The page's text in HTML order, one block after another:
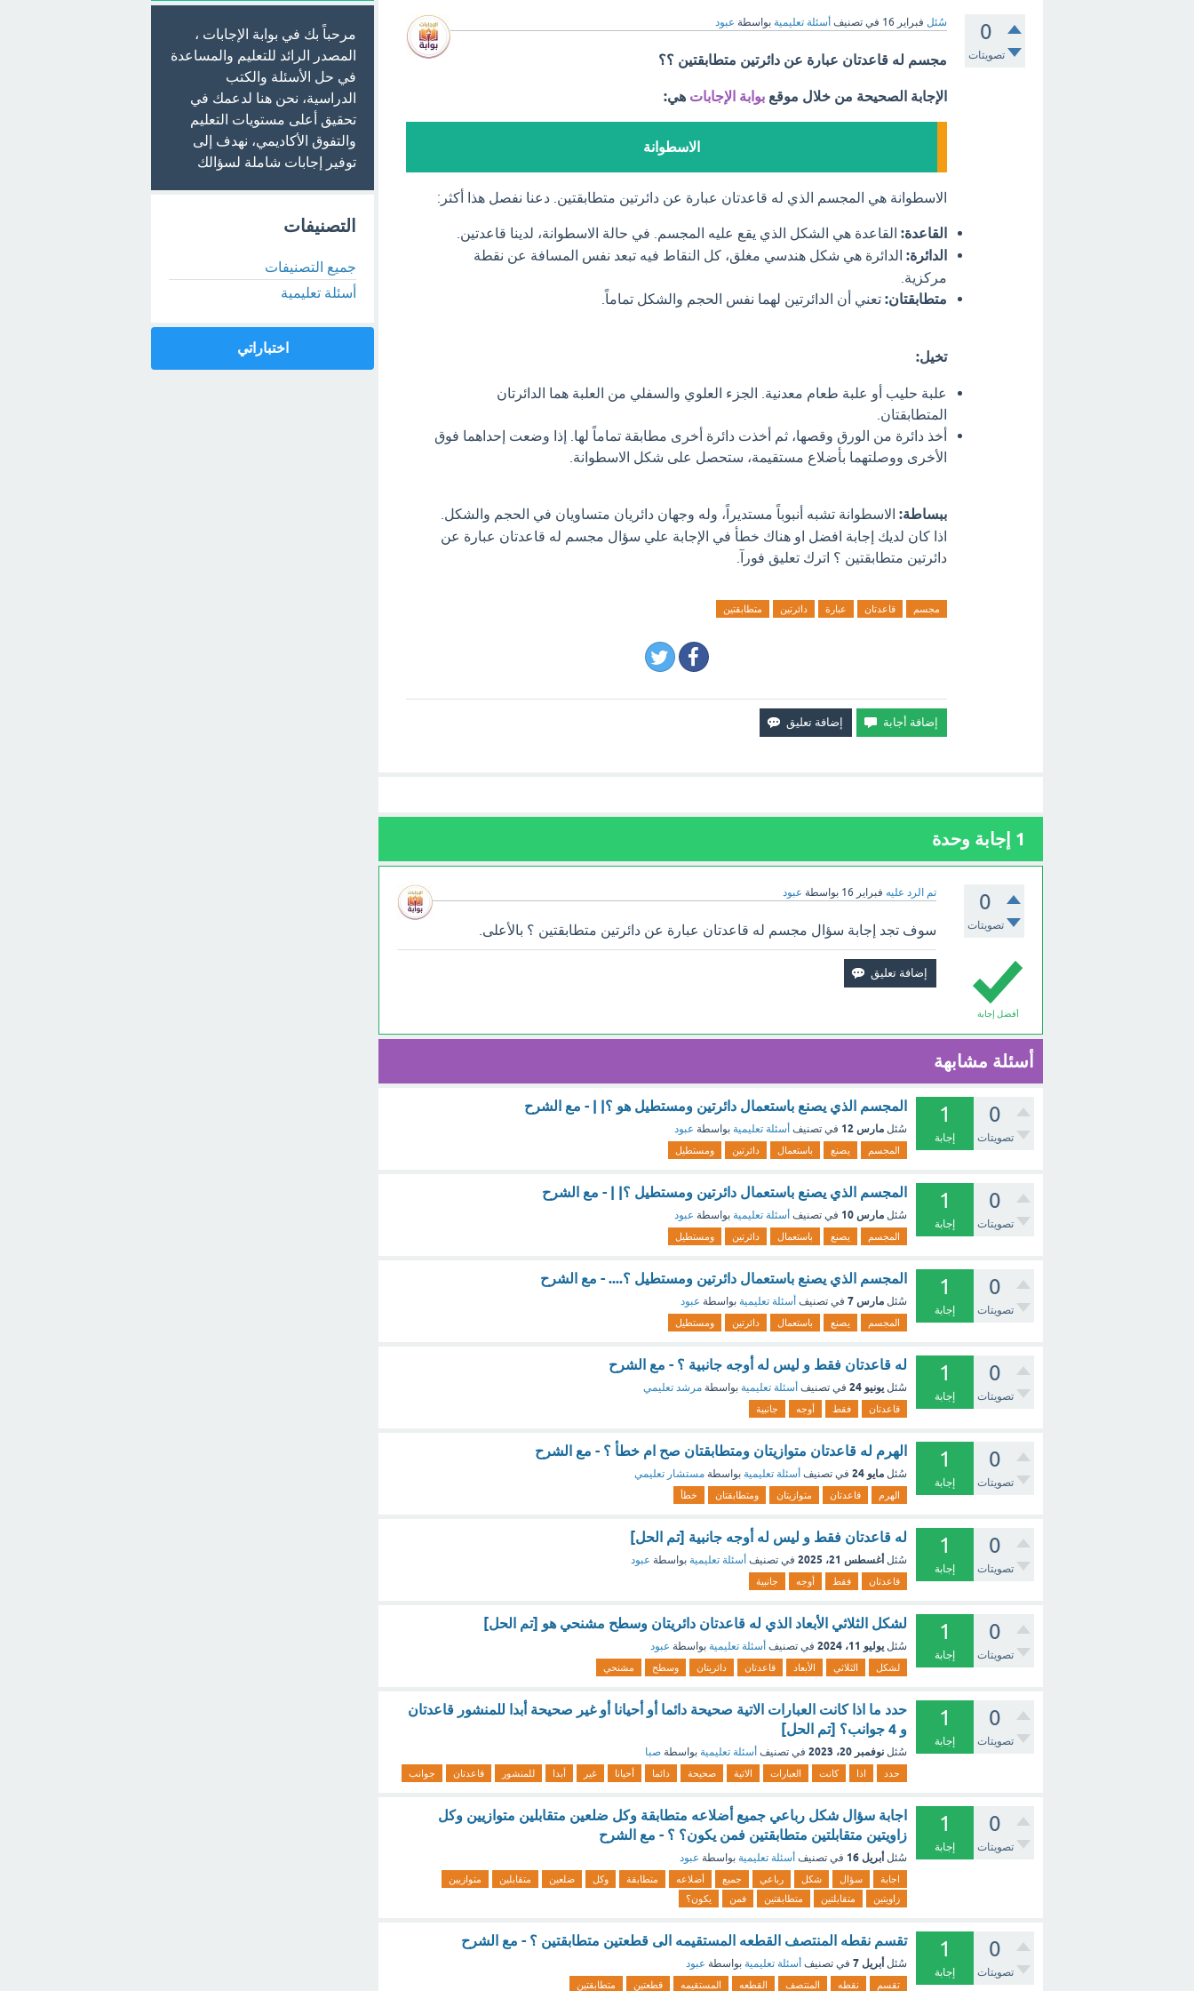
0
تصويتات
سُئل فبراير 16 في تصنيف أسئلة تعليمية بواسطة عبود
مجسم له قاعدتان عبارة عن دائرتين متطابقتين ؟؟
الإجابة الصحيحة من خلال موقع بوابة الإجابات هي:
الاسطوانة
الاسطوانة هي المجسم الذي له قاعدتان عبارة عن دائرتين متطابقتين. دعنا نفصل هذا أكثر:
القاعدة: القاعدة هي الشكل الذي يقع عليه المجسم. في حالة الاسطوانة، لدينا قاعدتين.
الدائرة: الدائرة هي شكل هندسي مغلق، كل النقاط فيه تبعد نفس المسافة عن نقطة
مركزية.
متطابقتان: تعني أن الدائرتين لهما نفس الحجم والشكل تماماً.
تخيل:
علبة حليب أو علبة طعام معدنية. الجزء العلوي والسفلي من العلبة هما الدائرتان
المتطابقتان.
أخذ دائرة من الورق وقصها، ثم أخذت دائرة أخرى مطابقة تماماً لها. إذا وضعت إحداهما فوق
الأخرى ووصلتهما بأضلاع مستقيمة، ستحصل على شكل الاسطوانة.
ببساطة: الاسطوانة تشبه أنبوباً مستديراً، وله وجهان دائريان متساويان في الحجم والشكل.
اذا كان لديك إجابة افضل او هناك خطأ في الإجابة علي سؤال مجسم له قاعدتان عبارة عن
دائرتين متطابقتين ؟ اترك تعليق فورآ.
مجسم قاعدتان عبارة دائرتين متطابقتين
1 إجابة وحدة
0
تصويتات
تم الرد عليه فبراير 16 بواسطة عبود
أفضل إجابة
سوف تجد إجابة سؤال مجسم له قاعدتان عبارة عن دائرتين متطابقتين ؟ بالأعلى.
أسئلة مشابهة
0
تصويتات
1
إجابة
المجسم الذي يصنع باستعمال دائرتين ومستطيل هو ؟| | - مع الشرح
سُئل مارس 12 في تصنيف أسئلة تعليمية بواسطة عبود
المجسم يصنع باستعمال دائرتين ومستطيل
0
تصويتات
1
إجابة
المجسم الذي يصنع باستعمال دائرتين ومستطيل ؟| | - مع الشرح
سُئل مارس 10 في تصنيف أسئلة تعليمية بواسطة عبود
المجسم يصنع باستعمال دائرتين ومستطيل
0
تصويتات
1
إجابة
المجسم الذي يصنع باستعمال دائرتين ومستطيل ؟.... - مع الشرح
سُئل مارس 7 في تصنيف أسئلة تعليمية بواسطة عبود
المجسم يصنع باستعمال دائرتين ومستطيل
0
تصويتات
1
إجابة
له قاعدتان فقط و ليس له أوجه جانبية ؟ - مع الشرح
سُئل يونيو 24 في تصنيف أسئلة تعليمية بواسطة مرشد تعليمي
قاعدتان فقط أوجه جانبية
0
تصويتات
1
إجابة
الهرم له قاعدتان متوازيتان ومتطابقتان صح ام خطأ ؟ - مع الشرح
سُئل مايو 24 في تصنيف أسئلة تعليمية بواسطة مستشار تعليمي
الهرم قاعدتان متوازيتان ومتطابقتان خطأ
0
تصويتات
1
إجابة
له قاعدتان فقط و ليس له أوجه جانبية [تم الحل]
سُئل أغسطس 21، 2025 في تصنيف أسئلة تعليمية بواسطة عبود
قاعدتان فقط أوجه جانبية
0
تصويتات
1
إجابة
لشكل الثلاثي الأبعاد الذي له قاعدتان دائريتان وسطح مشنحي هو [تم الحل]
سُئل يوليو 11، 2024 في تصنيف أسئلة تعليمية بواسطة عبود
لشكل الثلاثي الأبعاد قاعدتان دائريتان وسطح مشنحي
0
تصويتات
1
إجابة
حدد ما اذا كانت العبارات الاتية صحيحة دائما أو أحيانا أو غير صحيحة أبدا للمنشور قاعدتان
و 4 جوانب؟ [تم الحل]
سُئل نوفمبر 20، 2023 في تصنيف أسئلة تعليمية بواسطة صبا
حدد اذا كانت العبارات الاتية صحيحة دائما أحيانا غير أبدا للمنشور قاعدتان جوانب
0
تصويتات
1
إجابة
اجابة سؤال شكل رباعي جميع أضلاعه متطابقة وكل ضلعين متقابلين متوازيين وكل
زاويتين متقابلتين متطابقتين فمن يكون؟ ؟ - مع الشرح
سُئل أبريل 16 في تصنيف أسئلة تعليمية بواسطة عبود
اجابة سؤال شكل رباعي جميع أضلاعه متطابقة وكل ضلعين متقابلين
متوازيين
زاويتين
متقابلتين متطابقتين فمن يكون؟
0
تصويتات
1
إجابة
تقسم نقطه المنتصف القطعه المستقيمه الى قطعتين متطابقتين ؟ - مع الشرح
سُئل أبريل 7 في تصنيف أسئلة تعليمية بواسطة عبود
تقسم نقطه المنتصف القطعه المستقيمه قطعتين متطابقتين
مرحباً بك في بوابة الإجابات ،
المصدر الرائد للتعليم والمساعدة
في حل الأسئلة والكتب
الدراسية، نحن هنا لدعمك في
تحقيق أعلى مستويات التعليم
والتفوق الأكاديمي، نهدف إلى
توفير إجابات شاملة لسؤالك
التصنيفات
جميع التصنيفات
أسئلة تعليمية
اختباراتي